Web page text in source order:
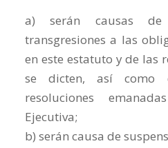
a) serán causas de
transgresiones a las
en este estatuto y de las
se dicten, así como
resoluciones
Ejecutiva;
b) serán causa de